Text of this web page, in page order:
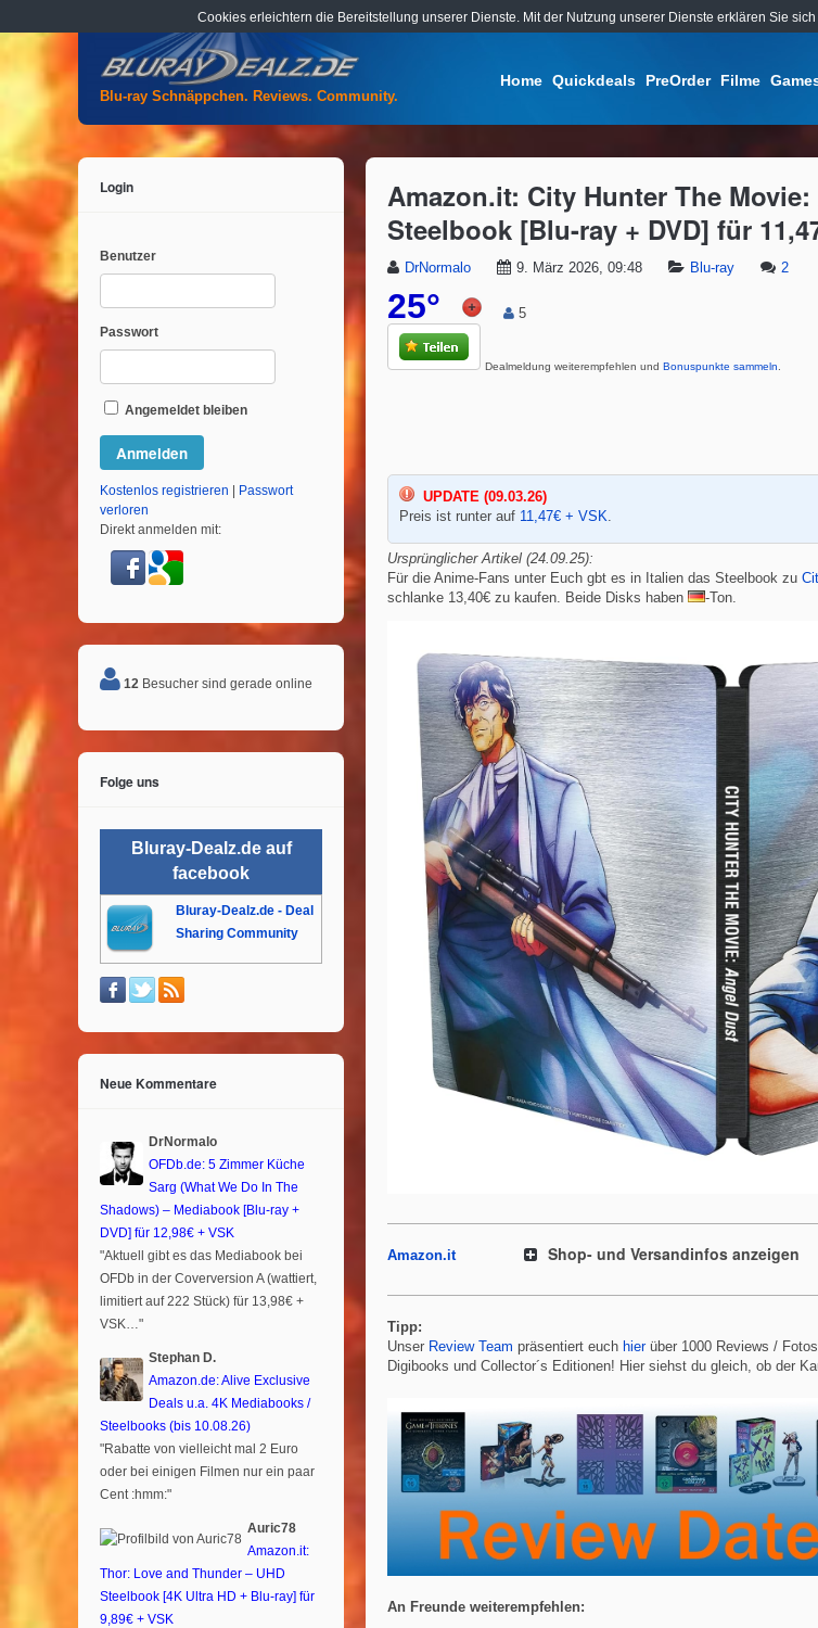
Blu-ray Schnäppchen. Reviews. Community.
Home Quickdeals PreOrder Filme
Amazon.it: City Hunter The
Steelbook [Blu-ray + DVD] für
DrNormalo 9. März 2026, 09:48 Blu-ray 2
25° 5
Dealmeldung weiterempfehlen und Bonuspunkte sammeln
UPDATE (09.03.26)
Preis ist runter auf 11,47€ + VSK.
Ursprünglicher Artikel (24.09.25):
Für die Anime-Fans unter Euch gbt es in Italien das Steelbook zu
schlanke 13,40€ zu kaufen. Beide Disks haben
-Ton.
Amazon.it Shop- und Versandinfos anzeigen
Tipp:
Unser Review Team präsentiert euch hierüber 1000 Reviews /
Digibooks und Collector´s Editionen! Hier siehst du gleich, ob der
An Freunde weiterempfehlen:
Login
Benutzer
Passwort
Angemeldet bleiben
Kostenlos registrieren
Passwort
verloren
Direkt anmelden mit:
12 Besucher sind gerade online
Folge uns
Bluray-Dealz.de auf
facebook
Bluray-Dealz.de - Deal
Sharing Community
Neue Kommentare
DrNormalo
OFDb.de: 5 Zimmer Küche
Sarg (What We Do In The
Shadows) – Mediabook [Blu-ray +
DVD] für 12,98€ + VSK
"Aktuell gibt es das Mediabook bei
OFDb in der Coverversion A (wattiert,
limitiert auf 222 Stück) für 13,98€ +
VSK…"
Stephan D.
Amazon.de: Alive Exclusive
Deals u.a. 4K Mediabooks /
Steelbooks (bis 10.08.26)
"Rabatte von vielleicht mal 2 Euro
oder bei einigen Filmen nur ein paar
Cent :hmm:"
Auric78
Amazon.it:
Thor: Love and Thunder – UHD
Steelbook [4K Ultra HD + Blu-ray] für
9,89€ + VSK
Cookies erleichtern die Bereitstellung unserer Dienste. Mit der Nutzung unserer Dienste erklären Sie